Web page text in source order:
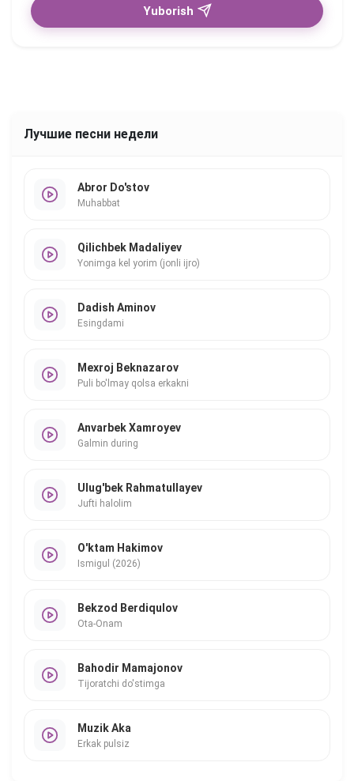
Yuborish
Лучшие песни недели
Abror Do'stov
Muhabbat
Qilichbek Madaliyev
Yonimga kel yorim (jonli ijro)
Dadish Aminov
Esingdami
Mexroj Beknazarov
Puli bo'lmay qolsa erkakni
Anvarbek Xamroyev
Galmin during
Ulug'bek Rahmatullayev
Jufti halolim
O'ktam Hakimov
Ismigul (2026)
Bekzod Berdiqulov
Ota-Onam
Bahodir Mamajonov
Tijoratchi do'stimga
Muzik Aka
Erkak pulsiz